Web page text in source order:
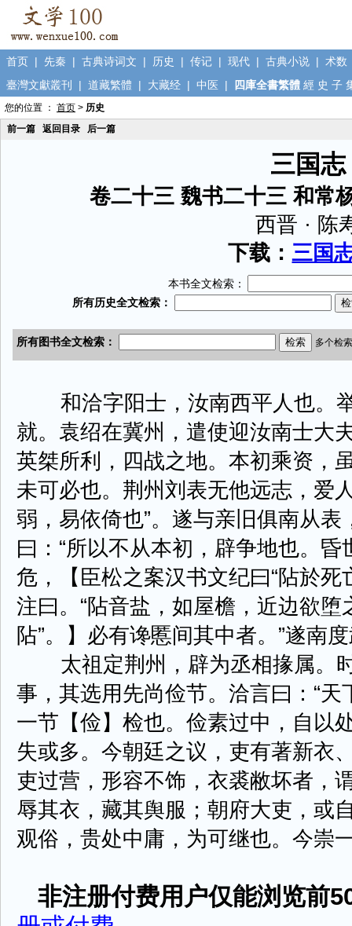
首页 | 先秦 | 古典诗词文 | 历史 | 传记 | 现代 | 古典小说 | 术数
臺灣文獻叢刊
| 道藏繁體 | 大藏经 | 中医 | 四庫全書繁體 經 史 子
您的位置 ： 首页 > 历史
前一篇
返回目录 后一篇
三国志
卷二十三 魏书二十三 和常
西晋 · 陈
下载：三国
本书全文检索：
和洽字阳士，汝南西平人也。
就。袁绍在冀州，遣使迎汝南士大
英桀所利，四战之地。本初乘资，
未可必也。荆州刘表无他远志，爱
弱，易依倚也”。遂与亲旧俱南从
曰：“所以不从本初，辟争地也。
危，【臣松之案汉书文纪曰“阽於死
注曰。“阽音盐，如屋檐，近边欲堕
阽”。】必有谗慝间其中者。”遂南
太祖定荆州，辟为丞相掾属。
事，其选用先尚俭节。洽言曰：“
一节【俭】检也。俭素过中，自以
失或多。今朝廷之议，吏有著新衣
吏过营，形容不饰，衣裘敝坏者，
辱其衣，藏其舆服；朝府大吏，或
观俗，贵处中庸，为可继也。今崇
非注册付费用户仅能浏览前